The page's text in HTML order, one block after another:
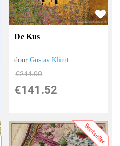
De Kus
doorGustav Klimt
€244.00
€141.52
Bestseller